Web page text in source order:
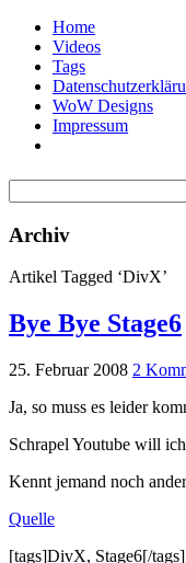
Home
Videos
Tags
WoW Designs
Impressum
Archiv
Artikel Tagged ‘DivX’
Bye Bye Stage6
25. Februar 2008 2
Ja, so muss es leider
Schrapel Youtube will
Kennt jemand noch
Quelle
[tags]DivX, Stage6[/tags]